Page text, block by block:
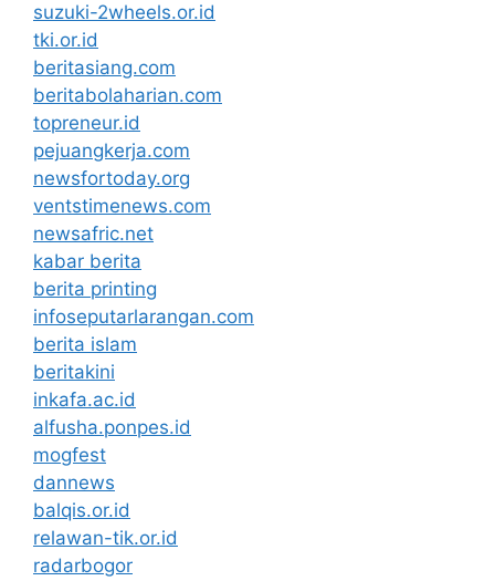
suzuki-2wheels.or.id
tki.or.id
beritasiang.com
beritabolaharian.com
topreneur.id
pejuangkerja.com
newsfortoday.org
ventstimenews.com
newsafric.net
kabar berita
berita printing
infoseputarlarangan.com
berita islam
beritakini
inkafa.ac.id
alfusha.ponpes.id
mogfest
dannews
balqis.or.id
relawan-tik.or.id
radarbogor